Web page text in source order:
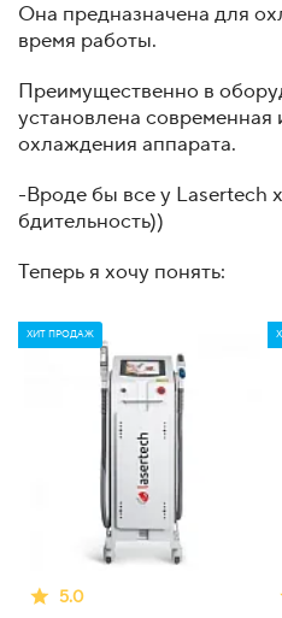
Она предназначена для
время работы.
Преимущественно в
установлена
охлаждения аппарата.
-Вроде бы все у Lasertech
бдительность))
Теперь я хочу понять:
ХИТ ПРОДАЖ
5.0